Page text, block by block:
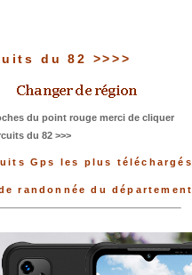
du 82 >>>>
du point rouge merci de cliquer
du 82 >>>
Gps les plus téléchargés
randonnée du département